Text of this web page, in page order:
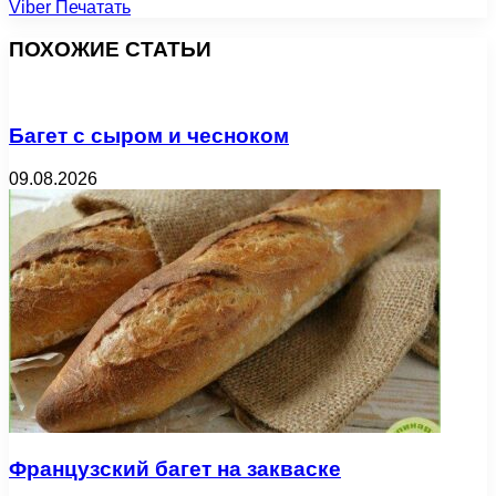
Viber Печатать
ПОХОЖИЕ СТАТЬИ
Багет с сыром и чесноком
09.08.2026
Французский багет на закваске